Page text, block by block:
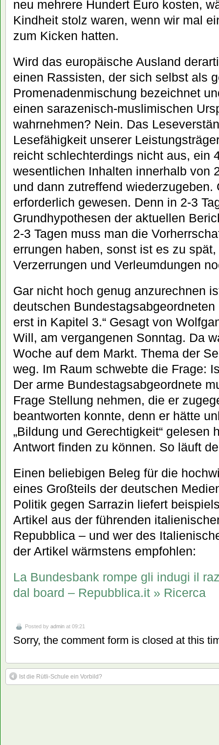
neu mehrere Hundert Euro kosten,
Kindheit stolz waren, wenn wir mal
zum Kicken hatten.
Wird das europäische Ausland
einen Rassisten, der sich selbst als
Promenadenmischung bezeichnet
einen sarazenisch-muslimischen
wahrnehmen? Nein. Das
Lesefähigkeit unserer
reicht schlechterdings nicht aus, ein
wesentlichen Inhalten innerhalb von
und dann zutreffend wiederzugeben.
erforderlich gewesen. Denn in 2-3
Grundhypothesen der aktuellen
2-3 Tagen muss man die
errungen haben, sonst ist es zu
Verzerrungen und Verleumdungen
Gar nicht hoch genug anzurechnen
deutschen
erst in Kapitel 3.“ Gesagt von
Will, am vergangenen Sonntag. Da
Woche auf dem Markt. Thema der
weg. Im Raum schwebte die Frage:
Der arme Bundestagsabgeordnete
Frage Stellung nehmen, die er
beantworten konnte, denn er hätte
„Bildung und Gerechtigkeit“ gelesen
Antwort finden zu können. So läuft
Einen beliebigen Beleg für die
eines Großteils der deutschen
Politik gegen Sarrazin liefert
Artikel aus der führenden
Repubblica – und wer des
der Artikel wärmstens empfohlen:
La Bundesbank rompe gli indugi il
dal board – Repubblica.it » Ricerca
Posted by admin at 09:21
Sorry, the comment form is closed at this
Ist die Rütli-Schule ein Vorbild?